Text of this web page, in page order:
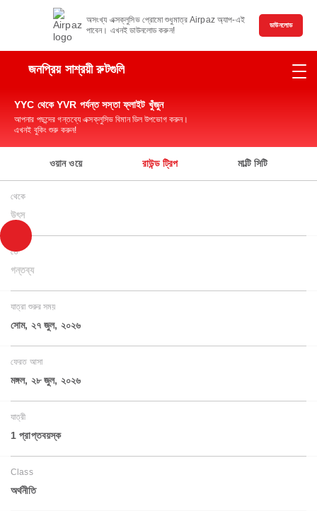
অসংখ্য এক্সক্লুসিভ প্রোমো শুধুমাত্র Airpaz অ্যাপ-এই
পাবেন। এখনই ডাউনলোড করুন!
ডাউনলোড
জনপ্রিয় সাশ্রয়ী রুটগুলি
YYC থেকে YVR পর্যন্ত সস্তা ফ্লাইট খুঁজুন
আপনার পছন্দের গন্তব্যে এক্সক্লুসিভ বিমান ডিল উপভোগ করুন।
এখনই বুকিং শুরু করুন!
ওয়ান ওয়ে রাউন্ড ট্রিপ মাল্টি সিটি
থেকে
উৎস
তে
গন্তব্য
যাত্রা শুরুর সময়
সোম, ২৭ জুল, ২০২৬
ফেরত আসা
মঙ্গল, ২৮ জুল, ২০২৬
যাত্রী
1 প্রাপ্তবয়স্ক
Class
অর্থনীতি